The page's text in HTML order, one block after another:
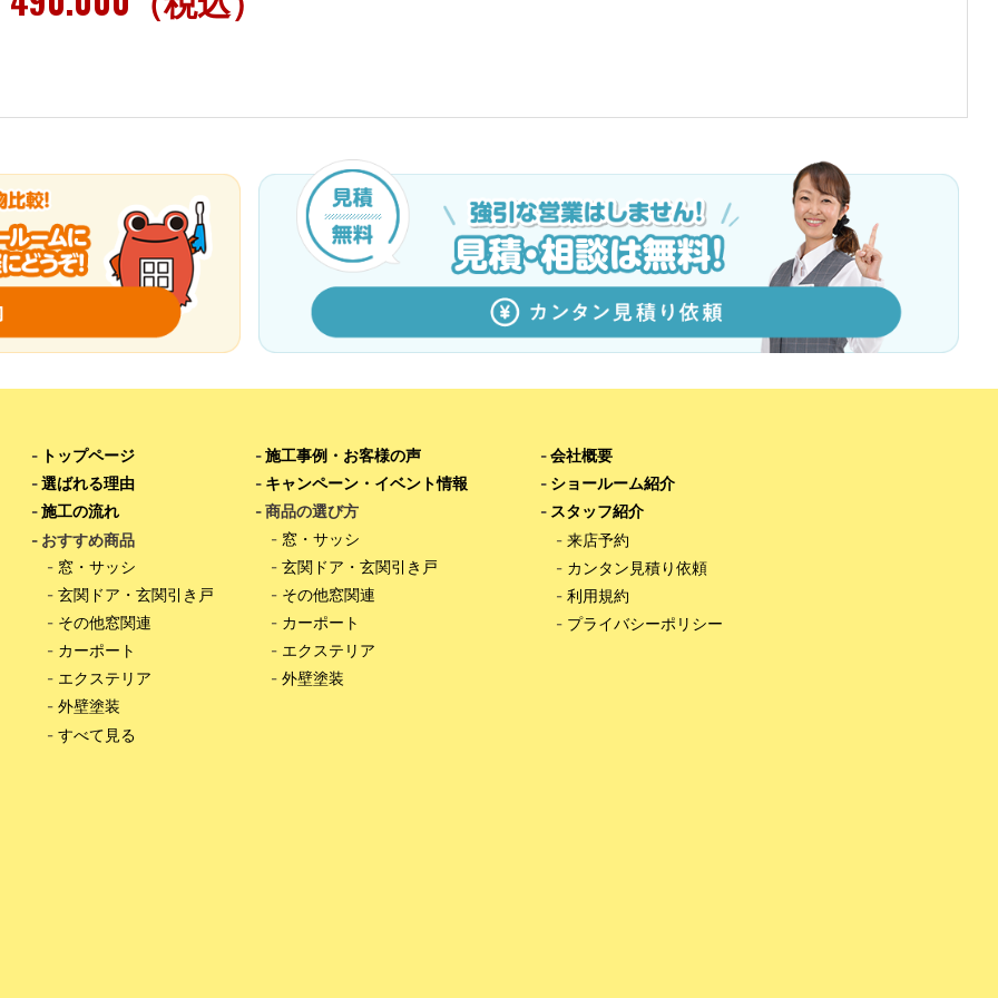
- トップページ
-選ばれる理由
-施工の流れ
- おすすめ商品
- 窓・サッシ
- 玄関ドア・玄関引き戸
- その他窓関連
- カーポート
- エクステリア
- 外壁塗装
- すべて見る
-施工事例・お客様の声
- キャンペーン・イベント情報
- 商品の選び方
- 窓・サッシ
-玄関ドア・玄関引き戸
- その他窓関連
- カーポート
- エクステリア
-外壁塗装
-会社概要
- ショールーム紹介
- スタッフ紹介
- 来店予約
- カンタン見積り依頼
- 利用規約
- プライバシーポリシー